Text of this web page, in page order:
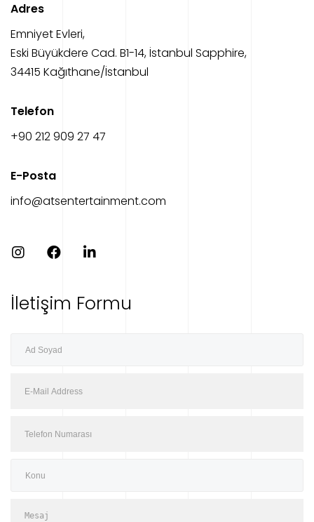
Adres
Emniyet Evleri,
Eski Büyükdere Cad. B1-14, İstanbul Sapphire,
34415 Kağıthane/İstanbul
Telefon
‎+90 212 909 27 47
E-Posta
info@atsentertainment.com
İletişim Formu